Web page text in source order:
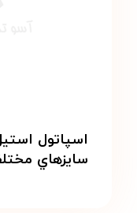
اسپاتول
سايزهاي